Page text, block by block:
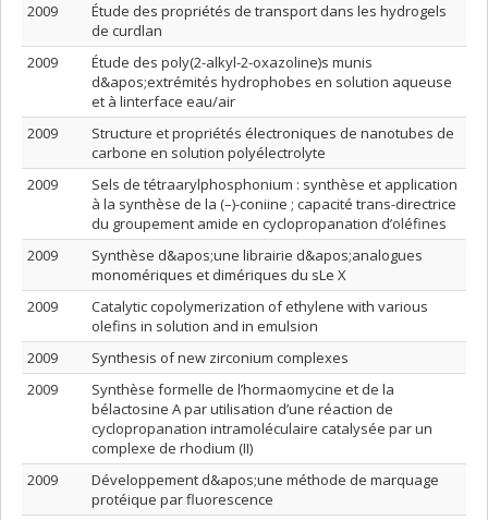
2009
Étude des propriétés de transport dans les hydrogels
de curdlan
2009
Étude des poly(2-alkyl-2-oxazoline)s munis
d&apos;extrémités hydrophobes en solution aqueuse
et à linterface eau/air
2009
Structure et propriétés électroniques de nanotubes de
carbone en solution polyélectrolyte
2009
Sels de tétraarylphosphonium : synthèse et application
à la synthèse de la (–)-coniine ; capacité trans-directrice
du groupement amide en cyclopropanation d’oléfines
2009
Synthèse d&apos;une librairie d&apos;analogues
monomériques et dimériques du sLe X
2009
Catalytic copolymerization of ethylene with various
olefins in solution and in emulsion
2009
Synthesis of new zirconium complexes
2009
Synthèse formelle de l’hormaomycine et de la
bélactosine A par utilisation d’une réaction de
cyclopropanation intramoléculaire catalysée par un
complexe de rhodium (II)
2009
Développement d&apos;une méthode de marquage
protéique par fluorescence